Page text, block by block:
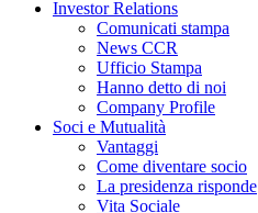
Investor Relations
Comunicati stampa
News CCR
Ufficio Stampa
Hanno detto di noi
Company Profile
Soci e Mutualità
Vantaggi
Come diventare socio
La presidenza risponde
Vita Sociale